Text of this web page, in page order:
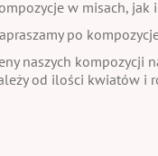
w misach, jak
po
naszych kompozycji
od ilości kwiatów i